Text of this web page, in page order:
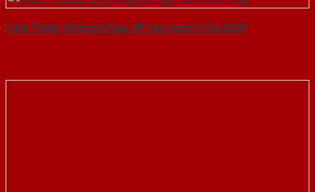
Cửa Thép Chống Cháy 2P tay nam Cửa-SGD